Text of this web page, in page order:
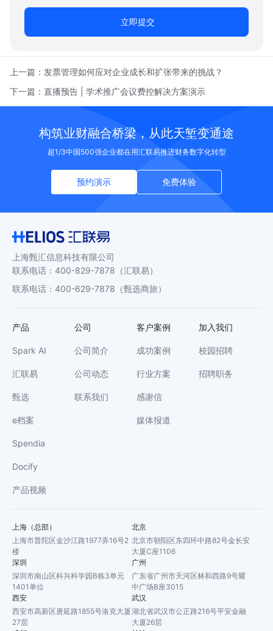
立即提交
上一篇： 发票管理如何应对企业成长和扩张带来的挑战？
下一篇： 直播预告 | 学术推广会议费控解决方案演示
构筑业财融合桥梁，从此天堑变通途
超1/3中国500强企业都在用汇联易推进财务数字化转型
预约演示 免费体验
上海甄汇信息科技有限公司
联系电话 ： 400-829-7878 （汇联易）
联系电话 ： 400-629-7878 （甄选商旅）
产品
Spark AI
汇联易
甄选
e档案
Spendia
Docify
产品视频
公司
公司简介
公司动态
联系我们
客户案例
成功案例
行业方案
感谢信
媒体报道
加入我们
校园招聘
招聘职务
上海（总部）
上海市普陀区金沙江路1977弄16号2
楼
北京
北京市朝阳区东四环中路82号金长安
大厦C座1106
深圳
深圳市南山区科兴科学园B栋3单元
1401单位
广州
广东省广州市天河区林和西路9号耀
中广场B座3015
西安
西安市高新区唐延路1855号洛克大厦
27层
武汉
湖北省武汉市公正路216号平安金融
大厦26层